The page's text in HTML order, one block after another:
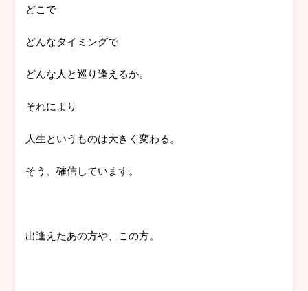
どこで
どんなタイミングで
どんな人と巡り逢えるか。
それにより
人生というものは大きく変わる。
そう、確信しています。
出逢えたあの方や、この方。